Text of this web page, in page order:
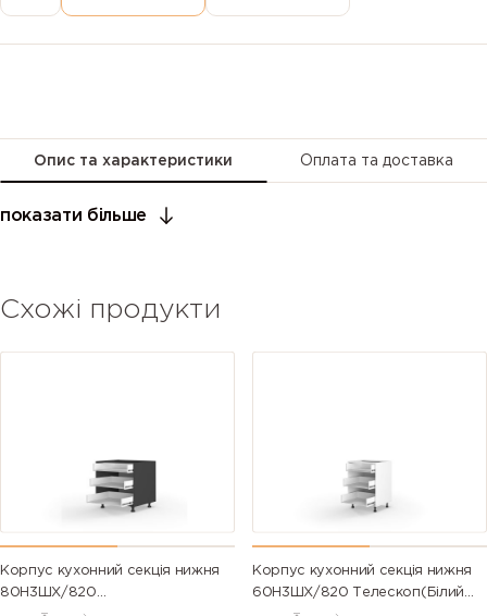
Опис та характеристики Оплата та доставка
показати більше
Схожі продукти
Корпус кухонний секція нижня
80Н3ШХ/820
Корпус кухонний секція нижня
60Н3ШХ/820 Телескоп(Білий